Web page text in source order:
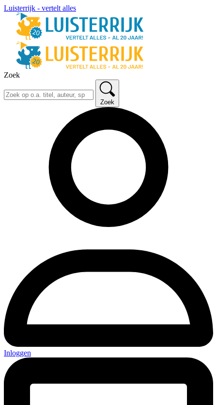
Luisterrijk - vertelt alles
Zoek
Zoek
Inloggen